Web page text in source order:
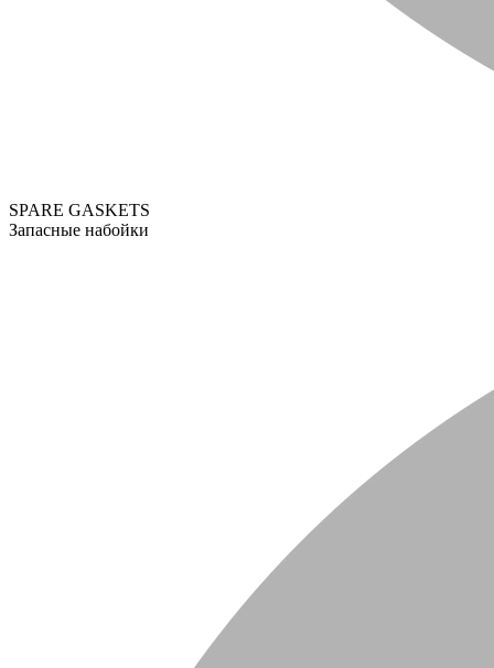
SPARE GASKETS
Запасные набойки